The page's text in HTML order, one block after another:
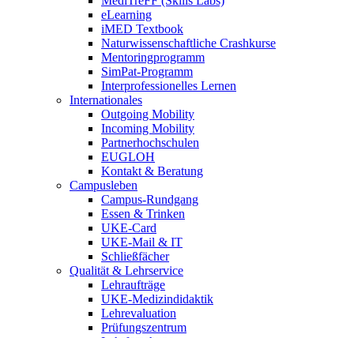
eLearning
iMED Textbook
Naturwissenschaftliche Crashkurse
Mentoringprogramm
SimPat-Programm
Interprofessionelles Lernen
Internationales
Outgoing Mobility
Incoming Mobility
Partnerhochschulen
EUGLOH
Kontakt & Beratung
Campusleben
Campus-Rundgang
Essen & Trinken
UKE-Card
UKE-Mail & IT
Schließfächer
Qualität & Lehrservice
Lehraufträge
UKE-Medizindidaktik
Lehrevaluation
Prüfungszentrum